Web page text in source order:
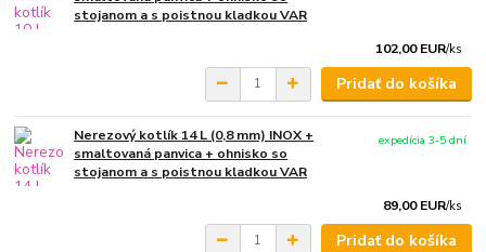
stojanom a s poistnou kladkou VAR
102,00 EUR/ks
Pridať do košíka
Nerezový kotlík 14 L (0,8 mm) INOX +
smaltovaná panvica + ohnisko so
stojanom a s poistnou kladkou VAR
89,00 EUR/ks
expedícia 3-5 dní
Pridať do košíka